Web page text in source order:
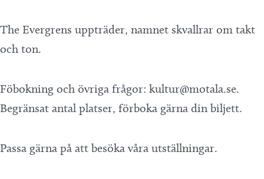
The Evergrens uppträder, namnet skvallrar om takt
och ton.
Föbokning och övriga frågor: kultur@motala.se.
Begränsat antal platser, förboka gärna din biljett.
Passa gärna på att besöka våra utställningar.